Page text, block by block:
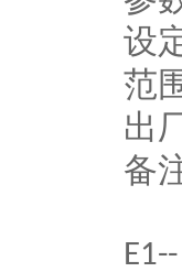
设
范
出
备
E1--